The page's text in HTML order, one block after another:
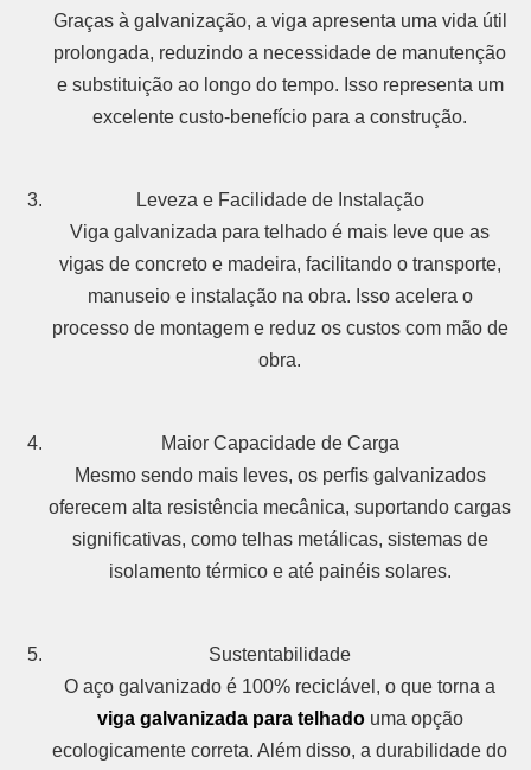
Graças à galvanização, a viga apresenta uma vida útil
prolongada, reduzindo a necessidade de manutenção
e substituição ao longo do tempo. Isso representa um
excelente custo-benefício para a construção.
Leveza e Facilidade de Instalação
Viga galvanizada para telhado é mais leve que as
vigas de concreto e madeira, facilitando o transporte,
manuseio e instalação na obra. Isso acelera o
processo de montagem e reduz os custos com mão de
obra.
Maior Capacidade de Carga
Mesmo sendo mais leves, os perfis galvanizados
oferecem alta resistência mecânica, suportando cargas
significativas, como telhas metálicas, sistemas de
isolamento térmico e até painéis solares.
Sustentabilidade
O aço galvanizado é 100% reciclável, o que torna a
viga galvanizada para telhadouma opção
ecologicamente correta. Além disso, a durabilidade do